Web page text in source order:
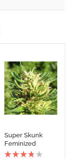
Super Skunk
Feminized